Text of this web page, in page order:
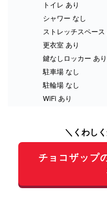
トイレ あり
シャワー なし
ストレッチスペース
更衣室 あり
鍵なしロッカー あり
駐車場 なし
駐輪場 なし
WiFi あり
＼くわし
チョコザップ